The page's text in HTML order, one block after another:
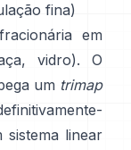
fina)
em
vidro). O
um trimap
sistema linear